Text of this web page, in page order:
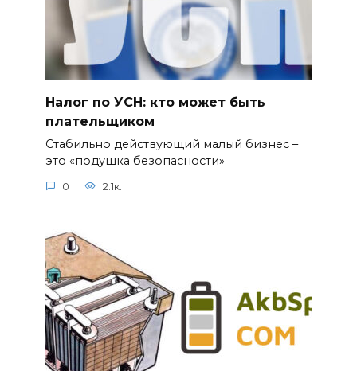
Налог по УСН: кто может быть
плательщиком
Стабильно действующий малый бизнес –
это «подушка безопасности»
0 2.1к.